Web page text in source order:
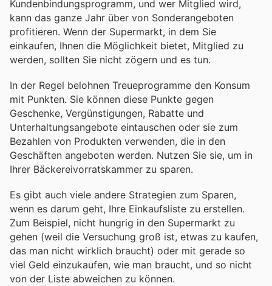
Kundenbindungsprogramm, und wer Mitglied wird,
kann das ganze Jahr über von Sonderangeboten
profitieren. Wenn der Supermarkt, in dem Sie
einkaufen, Ihnen die Möglichkeit bietet, Mitglied zu
werden, sollten Sie nicht zögern und es tun.
In der Regel belohnen Treueprogramme den Konsum
mit Punkten. Sie können diese Punkte gegen
Geschenke, Vergünstigungen, Rabatte und
Unterhaltungsangebote eintauschen oder sie zum
Bezahlen von Produkten verwenden, die in den
Geschäften angeboten werden. Nutzen Sie sie, um in
Ihrer Bäckereivorratskammer zu sparen.
Es gibt auch viele andere Strategien zum Sparen,
wenn es darum geht, Ihre Einkaufsliste zu erstellen.
Zum Beispiel, nicht hungrig in den Supermarkt zu
gehen (weil die Versuchung groß ist, etwas zu kaufen,
das man nicht wirklich braucht) oder mit gerade so
viel Geld einzukaufen, wie man braucht, und so nicht
von der Liste abweichen zu können.